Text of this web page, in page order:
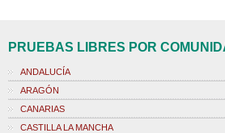
PRUEBAS LIBRES POR
ANDALUCÍA
ARAGÓN
CANARIAS
CASTILLA LA MANCHA